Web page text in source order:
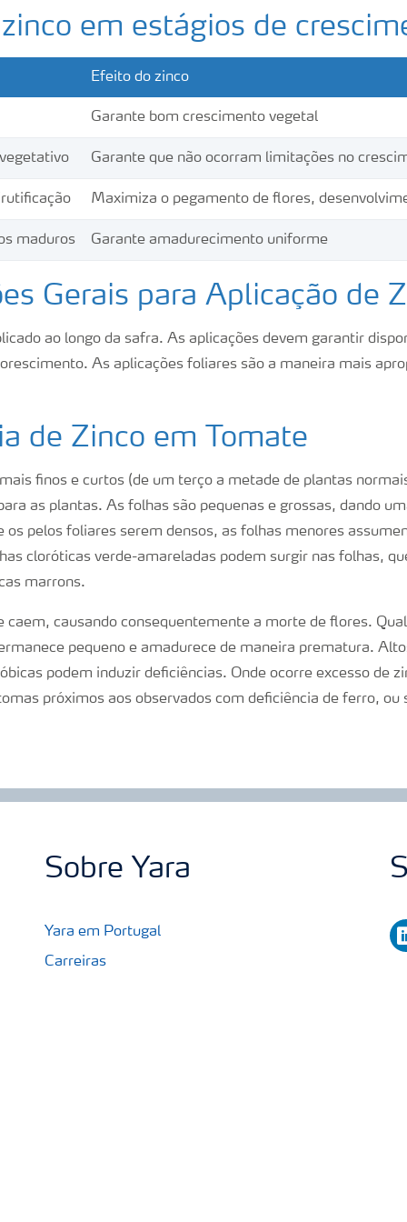
em estágios de
Efeito do zinco
Garante bom crescimento vegetal
Garante que não ocorram limitações no
Maximiza o pegamento de flores,
maduros Garante amadurecimento uniforme
Gerais para Aplicação de
ao longo da safra. As aplicações devem garantir
As aplicações foliares são a maneira mais
de Zinco em Tomate
finos e curtos (de um terço a metade de plantas
as plantas. As folhas são pequenas e grossas, dando
os pelos foliares serem densos, as folhas menores
cloróticas verde-amareladas podem surgir nas folhas,
marrons.
caem, causando consequentemente a morte de flores.
pequeno e amadurece de maneira prematura.
podem induzir deficiências. Onde ocorre excesso de
próximos aos observados com deficiência de ferro, ou
Sobre Yara
Yara em Portugal
Carreiras